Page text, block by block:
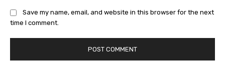
Save my name, email, and website in this browser for the next
time I comment.